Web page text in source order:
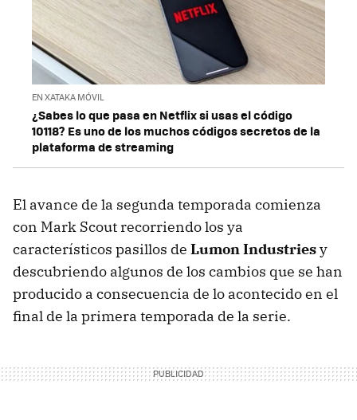
EN XATAKA MÓVIL
¿Sabes lo que pasa en Netflix si usas el código
10118? Es uno de los muchos códigos secretos de la
plataforma de streaming
El avance de la segunda temporada comienza
con Mark Scout recorriendo los ya
característicos pasillos de Lumon Industriesy
descubriendo algunos de los cambios que se han
producido a consecuencia de lo acontecido en el
final de la primera temporada de la serie.